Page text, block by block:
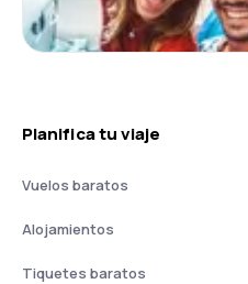
Planifica tu viaje
Vuelos baratos
Alojamientos
Tiquetes baratos